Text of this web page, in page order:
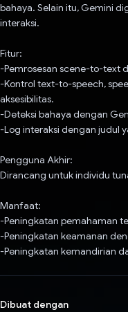
bahaya. Selain itu, Gemini
interaksi.
Fitur:
-Pemrosesan scene-to-text
-Kontrol text-to-speech,
aksesibilitas.
-Deteksi bahaya dengan
-Log interaksi dengan judul
Pengguna Akhir:
Dirancang untuk individu
Manfaat:
-Peningkatan pemahaman
-Peningkatan keamanan
-Peningkatan kemandirian
Dibuat dengan